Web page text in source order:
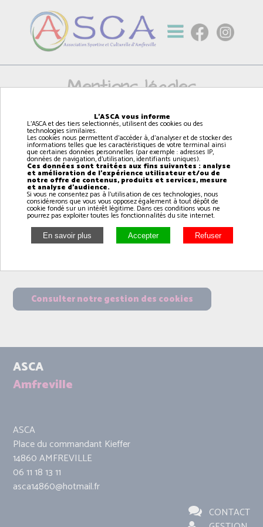
Mentions légales
Site internet de l'Association Sportive et Culturelle
d'Amfreville (ASCA), association loi 1901.
Adresse du siège social :
Place du commandant Kieffer 14860 AMFREVILLE
Tél :06 11 18 13 11
Email :asca14860@hotmail.fr
Url : asca14.fr
Président de l'Association : Gilles MARIE
Hébergement web:
Consulter notre gestion des cookies
ASCA
Amfreville
ASCA
Place du commandant Kieffer
14860 AMFREVILLE
06 11 18 13 11
asca14860@hotmail.fr
CONTACT
L'ASCA vous informe
L'ASCA et des tiers selectionnés, utilisent des cookies ou des
technologies similaires.
Les cookies nous permettent d'accéder à, d'analyser et de stocker des
informations telles que les caractéristiques de votre terminal ainsi
que certaines données personnelles (par exemple : adresses IP,
données de navigation, d'utilisation, identifiants uniques).
Ces données sont traitées aux fins suivantes : analyse
et amélioration de l'expérience utilisateur et/ou de
notre offre de contenus, produits et services, mesure
et analyse d'audience.
Si vous ne consentez pas à l'utilisation de ces technologies, nous
considérerons que vous vous opposez également à tout dépôt de
cookie fondé sur un intérêt légitime. Dans ces conditions vous ne
pourrez pas exploiter toutes les fonctionnalités du site internet.